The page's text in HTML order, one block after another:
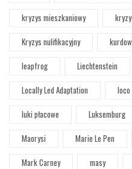
kryzys mieszkaniowy
Kryzys nulifikacyjny
leapfrog
Liechtenstein
Locally Led Adaptation
loco
luki płacowe
Luksemburg
Maorysi
Marie Le Pen
Mark Carney
masy